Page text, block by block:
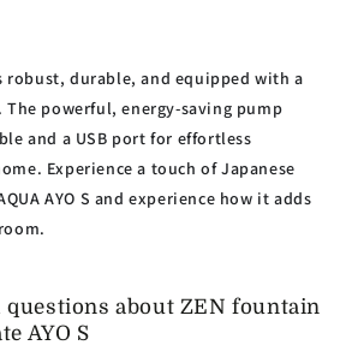
robust, durable, and equipped with a
powerful, energy-saving pump
and a USB port for effortless
Experience a touch of Japanese
AYO S and experience how it adds
about ZEN fountain
AYO S